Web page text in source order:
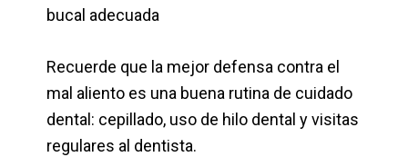
bucal adecuada
Recuerde que la mejor defensa contra el
mal aliento es una buena rutina de cuidado
dental: cepillado, uso de hilo dental y visitas
regulares al dentista.